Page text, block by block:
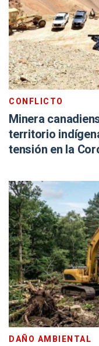
CONFLICTO
Minera
territorio
tensión en la
DAÑO AMBIENTAL